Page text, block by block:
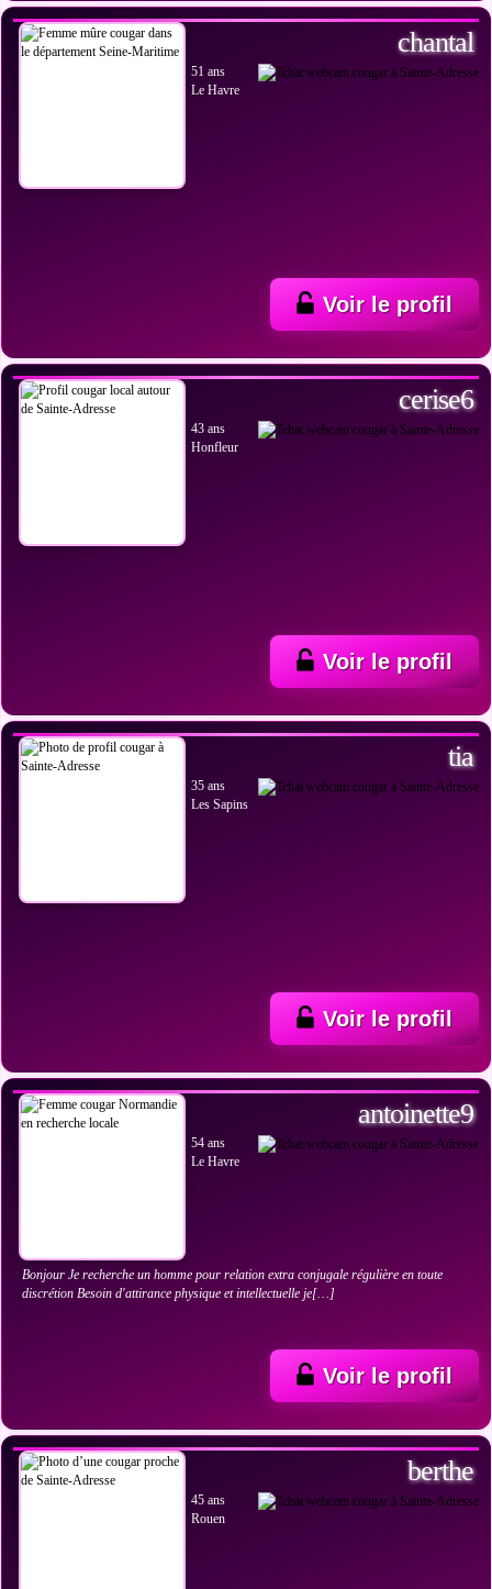
chantal
51 ans
Le Havre
Voir le profil
cerise6
43 ans
Honfleur
Voir le profil
tia
35 ans
Les Sapins
Voir le profil
antoinette9
54 ans
Le Havre
Bonjour Je recherche un homme pour relation extra conjugale régulière en toute
discrétion Besoin d'attirance physique et intellectuelle je[…]
Voir le profil
berthe
45 ans
Rouen